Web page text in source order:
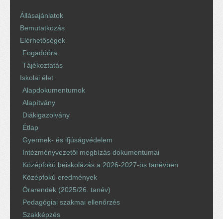
Állásajánlatok
Bemutatkozás
Elérhetőségek
Fogadóóra
Tájékoztatás
Iskolai élet
Alapdokumentumok
Alapítvány
Diákigazolvány
Étlap
Gyermek- és ifjúságvédelem
Intézményvezetői megbízás dokumentumai
Középfokú beiskolázás a 2026-2027-ös tanévben
Középfokú eredmények
Órarendek (2025/26. tanév)
Pedagógiai szakmai ellenőrzés
Szakképzés